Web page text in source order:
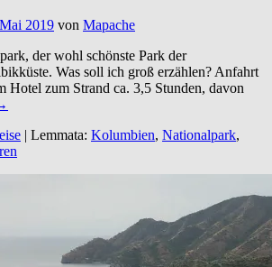
2019 von Mapache
der wohl schönste Park der
Was soll ich groß erzählen? Anfahrt
Hotel zum Strand ca. 3,5 Stunden, davon
| Lemmata: Kolumbien, Nationalpark,